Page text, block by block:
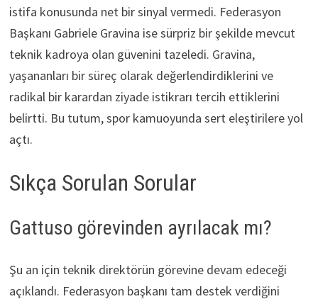
istifa konusunda net bir sinyal vermedi. Federasyon
Başkanı Gabriele Gravina ise sürpriz bir şekilde mevcut
teknik kadroya olan güvenini tazeledi. Gravina,
yaşananları bir süreç olarak değerlendirdiklerini ve
radikal bir karardan ziyade istikrarı tercih ettiklerini
belirtti. Bu tutum, spor kamuoyunda sert eleştirilere yol
açtı.
Sıkça Sorulan Sorular
Gattuso görevinden ayrılacak mı?
Şu an için teknik direktörün görevine devam edeceği
açıklandı. Federasyon başkanı tam destek verdiğini